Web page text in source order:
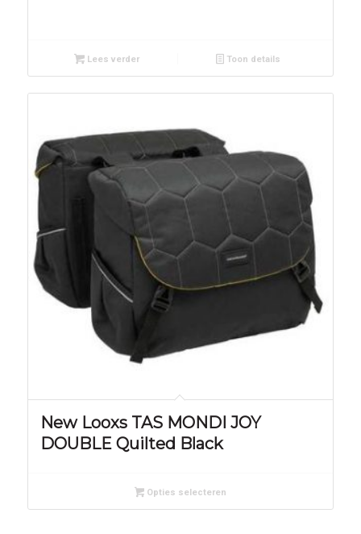
Lees verder Toon details
New Looxs TAS MONDI JOY
DOUBLE Quilted Black
Opties selecteren